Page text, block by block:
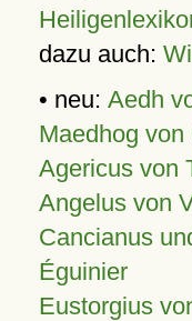
dazu auch:
• neu: Aedh
Maedhog von
Agericus von
Angelus von
Cancianus
Éguinier
Eustorgius